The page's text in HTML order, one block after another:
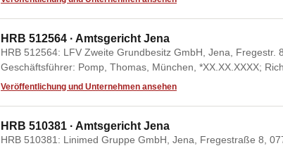
HRB 512564 · Amtsgericht Jena
HRB 512564: LFV Zweite Grundbesitz GmbH, Jena, Fregestr.
Geschäftsführer: Pomp, Thomas, München, *XX.XX.XXXX;
Veröffentlichung und Unternehmen ansehen
HRB 510381 · Amtsgericht Jena
HRB 510381: Linimed Gruppe GmbH, Jena, Fregestraße 8,